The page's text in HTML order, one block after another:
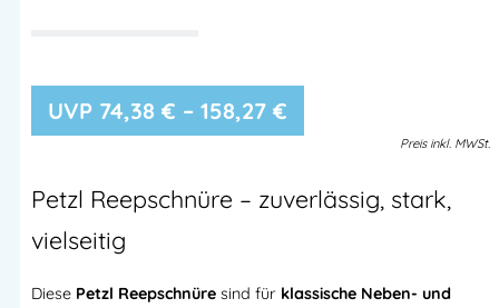
74,38 € – 158,27 €
Preis inkl. MWSt.
Petzl Reepschnüre – zuverlässig, stark,
vielseitig
Diese Petzl Reepschnüre sind für klassische Neben- und